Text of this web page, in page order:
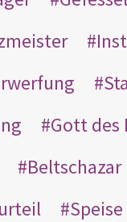
Gott des
Beltschazar
Speise